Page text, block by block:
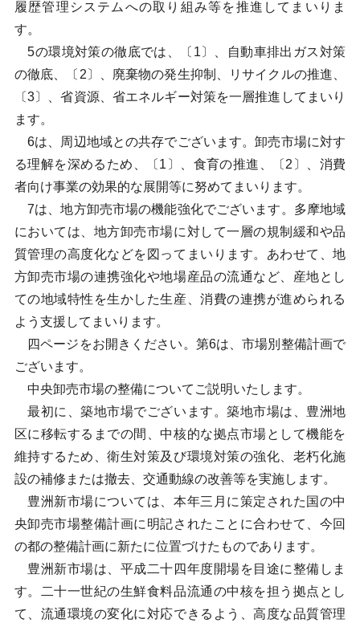
履歴管理システムへの取り組み等を推進してまいりま
す。
5の環境対策の徹底では、〔1〕、自動車排出ガス対策
の徹底、〔2〕、廃棄物の発生抑制、リサイクルの推進、
〔3〕、省資源、省エネルギー対策を一層推進してまいり
ます。
6は、周辺地域との共存でございます。卸売市場に対す
る理解を深めるため、〔1〕、食育の推進、〔2〕、消費
者向け事業の効果的な展開等に努めてまいります。
7は、地方卸売市場の機能強化でございます。多摩地域
においては、地方卸売市場に対して一層の規制緩和や品
質管理の高度化などを図ってまいります。あわせて、地
方卸売市場の連携強化や地場産品の流通など、産地とし
ての地域特性を生かした生産、消費の連携が進められる
よう支援してまいります。
四ページをお開きください。第6は、市場別整備計画で
ございます。
中央卸売市場の整備についてご説明いたします。
最初に、築地市場でございます。築地市場は、豊洲地
区に移転するまでの間、中核的な拠点市場として機能を
維持するため、衛生対策及び環境対策の強化、老朽化施
設の補修または撤去、交通動線の改善等を実施します。
豊洲新市場については、本年三月に策定された国の中
央卸売市場整備計画に明記されたことに合わせて、今回
の都の整備計画に新たに位置づけたものであります。
豊洲新市場は、平成二十四年度開場を目途に整備しま
す。二十一世紀の生鮮食料品流通の中核を担う拠点とし
て、流通環境の変化に対応できるよう、高度な品質管理